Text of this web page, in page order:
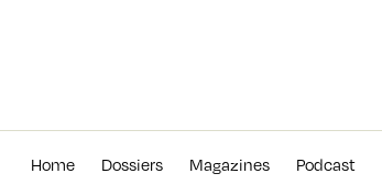
Home Dossiers Magazines Podcast